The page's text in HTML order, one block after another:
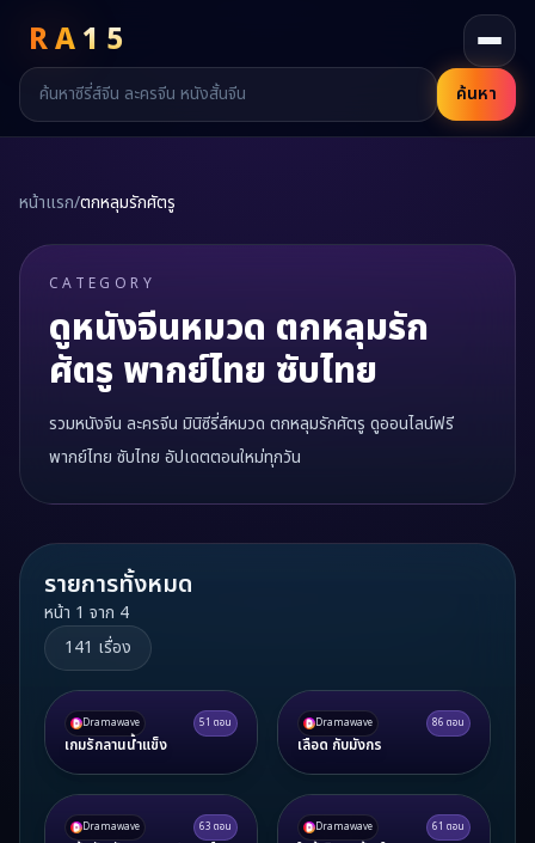
RA15
ค้นหา
หน้าแรก/ตกหลุมรักศัตรู
CATEGORY
ดูหนังจีนหมวด ตกหลุมรัก
ศัตรู พากย์ไทย ซับไทย
รวมหนังจีน ละครจีน มินิซีรี่ส์หมวด ตกหลุมรักศัตรู ดูออนไลน์ฟรี
พากย์ไทย ซับไทย อัปเดตตอนใหม่ทุกวัน
รายการทั้งหมด
หน้า 1 จาก 4
141 เรื่อง
Dramawave 51 ตอน
เกมรักลานน้ำแข็ง
Dramawave 86 ตอน
เลือด กับมังกร
Dramawave 63 ตอน Dramawave 61 ตอน